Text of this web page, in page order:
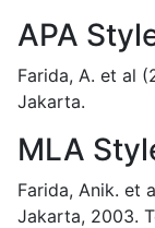
APA
Farida, A. et al
Jakarta.
MLA
Farida, Anik. et
Jakarta, 2003.